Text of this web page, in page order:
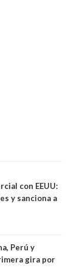
con EEUU:
y sanciona a
Perú y
gira por